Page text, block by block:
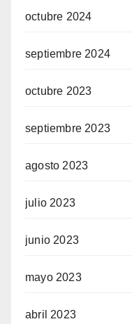
octubre 2024
septiembre 2024
octubre 2023
septiembre 2023
agosto 2023
julio 2023
junio 2023
mayo 2023
abril 2023